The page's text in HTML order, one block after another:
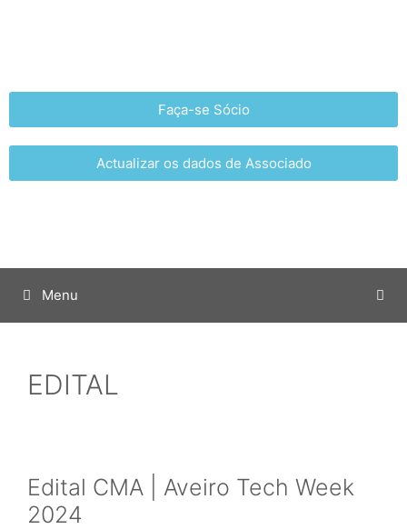
Faça-se Sócio
Actualizar os dados de Associado
Menu
EDITAL
Edital CMA | Aveiro Tech Week
2024